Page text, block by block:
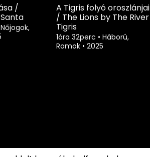
/
Nőjogok,
A Tigris folyó oroszlánjai
/ The Lions by The River
Tigris
1óra 32perc • Háború,
Romok • 2025